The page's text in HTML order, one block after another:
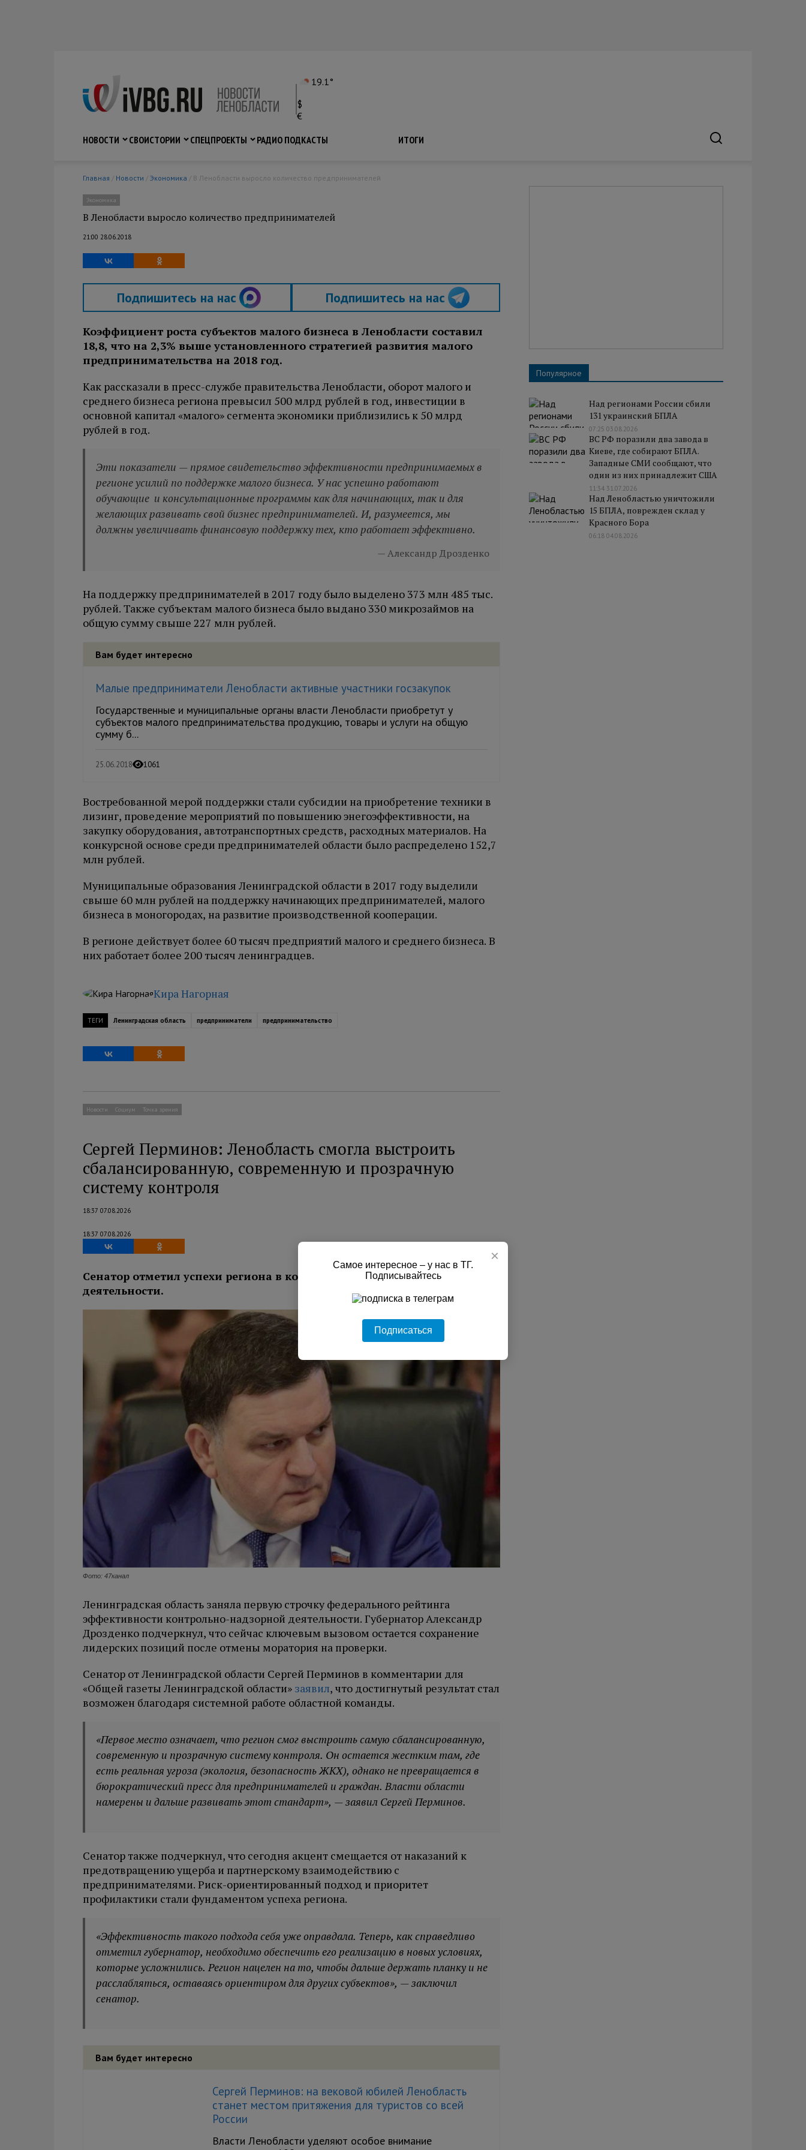
19.1°
$
€
НОВОСТИ
СВОИСТОРИИ СПЕЦПРОЕКТЫ РАДИО ПОДКАСТЫ ИТОГИ
Главная / Новости / Экономика / В Ленобласти выросло количество предпринимателей
Экономика
В Ленобласти выросло количество предпринимателей
21:00 28.06.2018
Подпишитесь на нас Подпишитесь на нас
Коэффициент роста субъектов малого бизнеса в Ленобласти составил
18,8, что на 2,3% выше установленного стратегией развития малого
предпринимательства на 2018 год.
Как рассказали в пресс-службе правительства Ленобласти, оборот малого и
среднего бизнеса региона превысил 500 млрд рублей в год, инвестиции в
основной капитал «малого» сегмента экономики приблизились к 50 млрд
рублей в год.
Эти показатели — прямое свидетельство эффективности предпринимаемых в
регионе усилий по поддержке малого бизнеса. У нас успешно работают
обучающие и консультационные программы как для начинающих, так и для
желающих развивать свой бизнес предпринимателей. И, разумеется, мы
должны увеличивать финансовую поддержку тех, кто работает эффективно.
Александр Дрозденко
На поддержку предпринимателей в 2017 году было выделено 373 млн 485 тыс.
рублей. Также субъектам малого бизнеса было выдано 330 микрозаймов на
общую сумму свыше 227 млн рублей.
Вам будет интересно
Малые предприниматели Ленобласти активные участники госзакупок
Государственные и муниципальные органы власти Ленобласти приобретут у
субъектов малого предпринимательства продукцию, товары и услуги на общую
сумму б...
25.06.2018 1061
Востребованной мерой поддержки стали субсидии на приобретение техники в
лизинг, проведение мероприятий по повышению энегоэффективности, на
закупку оборудования, автотранспортных средств, расходных материалов. На
конкурсной основе среди предпринимателей области было распределено 152,7
млн рублей.
Муниципальные образования Ленинградской области в 2017 году выделили
свыше 60 млн рублей на поддержку начинающих предпринимателей, малого
бизнеса в моногородах, на развитие производственной кооперации.
В регионе действует более 60 тысяч предприятий малого и среднего бизнеса. В
них работает более 200 тысяч ленинградцев.
Кира Нагорная
ТЕГИ Ленинградская область предприниматели предпринимательство
Новости Социум Точка зрения
Сергей Перминов: Ленобласть смогла выстроить
сбалансированную, современную и прозрачную
систему контроля
18:37 07.08.2026
18:37 07.08.2026
Сенатор отметил успехи региона в контрольно-надзорной
деятельности.
Фото: 47канал
Ленинградская область заняла первую строчку федерального рейтинга
эффективности контрольно-надзорной деятельности. Губернатор Александр
Дрозденко подчеркнул, что сейчас ключевым вызовом остается сохранение
лидерских позиций после отмены моратория на проверки.
Сенатор от Ленинградской области Сергей Перминов в комментарии для
«Общей газеты Ленинградской области» заявил, что достигнутый результат стал
возможен благодаря системной работе областной команды.
«Первое место означает, что регион смог выстроить самую сбалансированную,
современную и прозрачную систему контроля. Он остается жестким там, где
есть реальная угроза (экология, безопасность ЖКХ), однако не превращается в
бюрократический пресс для предпринимателей и граждан. Власти области
намерены и дальше развивать этот стандарт», — заявил Сергей Перминов.
Сенатор также подчеркнул, что сегодня акцент смещается от наказаний к
предотвращению ущерба и партнерскому взаимодействию с
предпринимателями. Риск-ориентированный подход и приоритет
профилактики стали фундаментом успеха региона.
«Эффективность такого подхода себя уже оправдала. Теперь, как справедливо
отметил губернатор, необходимо обеспечить его реализацию в новых условиях,
которые усложнились. Регион нацелен на то, чтобы дальше держать планку и не
расслабляться, оставаясь ориентиром для других субъектов», — заключил
сенатор.
Вам будет интересно
Сергей Перминов: на вековой юбилей Ленобласть
станет местом притяжения для туристов со всей
России
Власти Ленобласти уделяют особое внимание
Популярное
Над регионами России сбили
131 украинский БПЛА
07:25 03.08.2026
ВС РФ поразили два завода в
Киеве, где собирают БПЛА.
Западные СМИ сообщают, что
один из них принадлежит США
11:34 31.07.2026
Над Ленобластью уничтожили
15 БПЛА, поврежден склад у
Красного Бора
06:18 04.08.2026
×
Самое интересное – у нас в ТГ.
Подписывайтесь
Подписаться